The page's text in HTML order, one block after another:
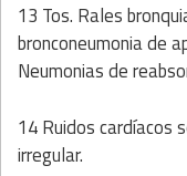
13 Tos. Rales
bronconeumonia de
Neumonias de
14 Ruidos cardíacos
irregular.